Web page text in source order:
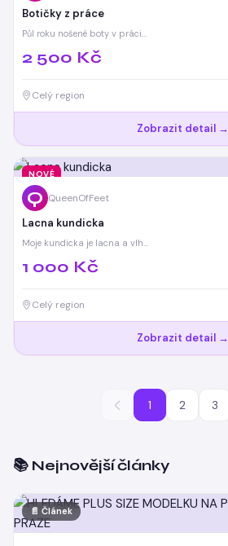
Botičky z práce
Půl roku nošené boty v práci…
2 500 Kč
Celý region
Zobrazit detail →
NOVÉ
Q QueenOfFeet
Lacna kundicka
Moje kundicka je lacna a vlh…
1 000 Kč
Celý region
Zobrazit detail →
1 2 3
📚 Nejnovější články
📄 Článek